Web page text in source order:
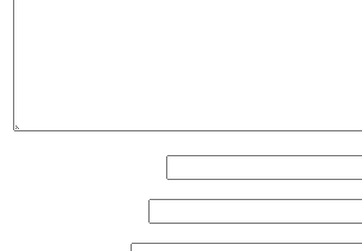
سبد خرید نیست.